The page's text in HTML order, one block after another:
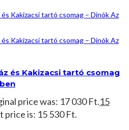
és Kakizacsi tartó csomag
price was: 17 030 Ft.15
price is: 15 530 Ft.